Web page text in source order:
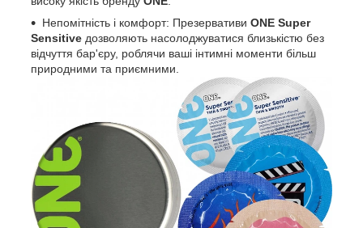
Непомітність і комфорт: Презервативи ONE Super
Sensitive дозволяють насолоджуватися близькістю без
відчуття бар'єру, роблячи ваші інтимні моменти більш
природними та приємними.